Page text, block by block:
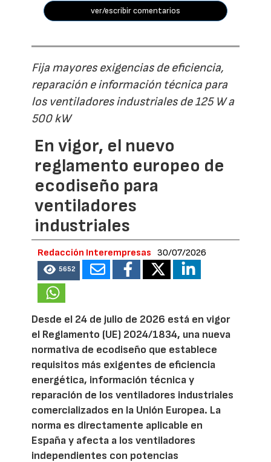
ver/escribir comentarios
Fija mayores exigencias de eficiencia,
reparación e información técnica para
los ventiladores industriales de 125 W a
500 kW
En vigor, el nuevo
reglamento europeo de
ecodiseño para
ventiladores
industriales
Redacción Interempresas 30/07/2026
5652
Desde el 24 de julio de 2026 está en vigor
el Reglamento (UE) 2024/1834, una nueva
normativa de ecodiseño que establece
requisitos más exigentes de eficiencia
energética, información técnica y
reparación de los ventiladores industriales
comercializados en la Unión Europea. La
norma es directamente aplicable en
España y afecta a los ventiladores
independientes con potencias